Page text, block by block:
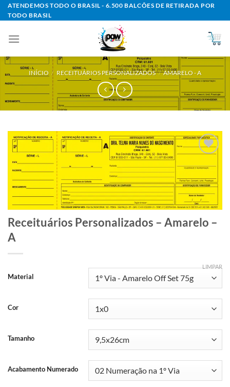
Skip
to
ATENDEMOS TODO O BRASIL - 6.500 BALCÕES DE RETIRADA POR
TODO BRASIL
INÍCIO / RECEITUÁRIOS PERSONALIZADOS / AMARELO - A
Add to
Receituários Personalizados – Amarelo –
A
Material
Cor
Tamanho
Acabamento Numerado
LIMPAR